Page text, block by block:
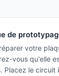
de
votre
vous qu'elle
Placez le circuit